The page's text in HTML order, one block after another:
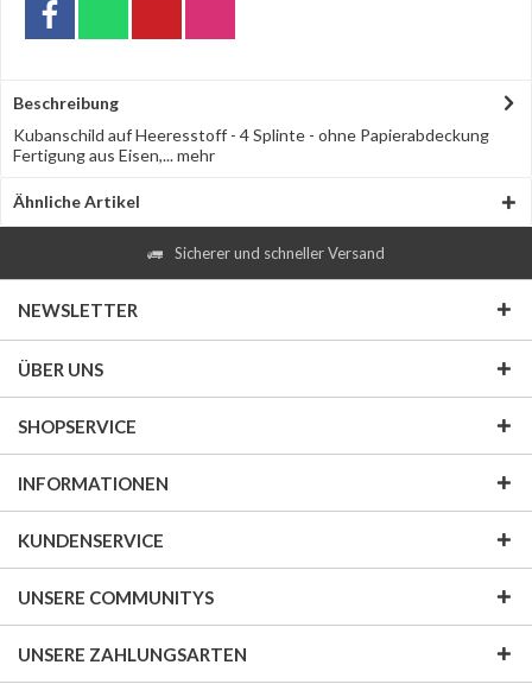
Beschreibung
Kubanschild auf Heeresstoff - 4 Splinte - ohne Papierabdeckung
Fertigung aus Eisen,...mehr
Ähnliche Artikel
Sicherer und schneller Versand
NEWSLETTER
ÜBER UNS
SHOPSERVICE
INFORMATIONEN
KUNDENSERVICE
UNSERE COMMUNITYS
UNSERE ZAHLUNGSARTEN